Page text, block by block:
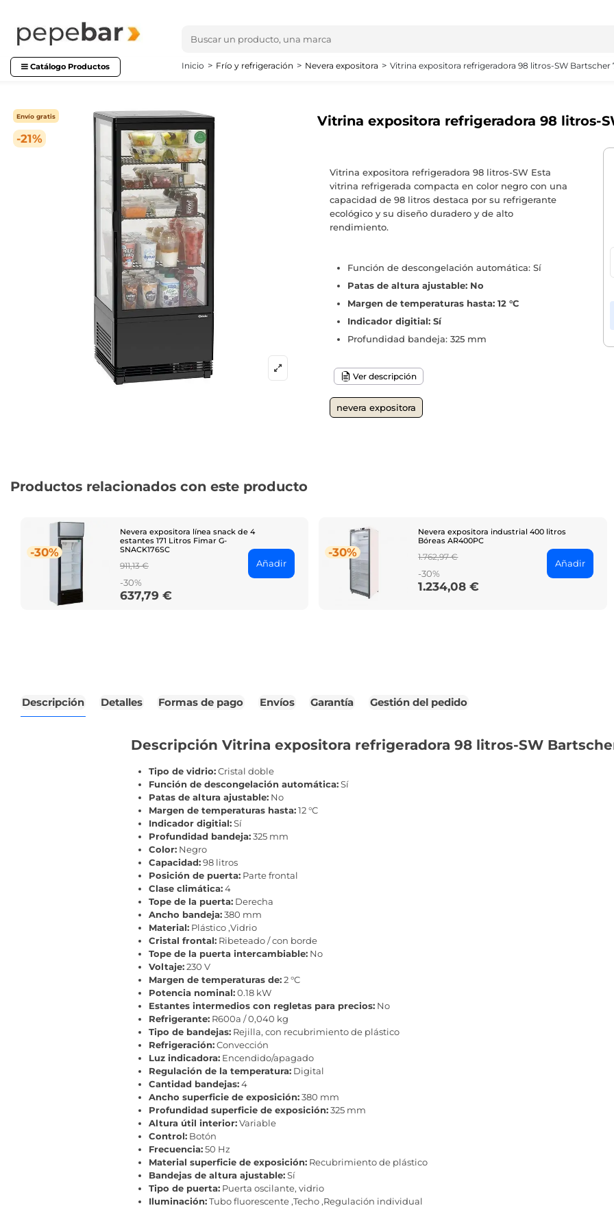
Catálogo Productos Inicio Frío y refrigeración Nevera expositora Vitrina expositora refrigeradora 98 litros-SW Bartscher
-21%
Envío gratis Vitrina expositora refrigeradora 98 litros-
Vitrina expositora refrigeradora 98 litros-SW Esta
vitrina refrigerada compacta en color negro con una
capacidad de 98 litros destaca por su refrigerante
ecológico y su diseño duradero y de alto
rendimiento.
Función de descongelación automática: Sí
Patas de altura ajustable: No
Margen de temperaturas hasta: 12 °C
Indicador digitial: Sí
Profundidad bandeja: 325 mm
Ver descripción
nevera expositora
Productos relacionados con este producto
-30%
Nevera expositora línea snack de 4
estantes 171 Litros Fimar G-
SNACK176SC
Regular
price
911,13 €
-30%
Price
637,79 €
Añadir
-30%
Nevera expositora industrial 400 litros
Bóreas AR400PC
Regular
price
1.762,97 €
-30%
Price
1.234,08 €
Añadir
Descripción Detalles Formas de pago Envíos Garantía Gestión del pedido
Descripción Vitrina expositora refrigeradora 98 litros-SW
Tipo de vidrio:Cristal doble
Función de descongelación automática:Sí
Patas de altura ajustable: No
Margen de temperaturas hasta:12 °C
Indicador digitial:Sí
Profundidad bandeja:325 mm
Color: Negro
Capacidad:98 litros
Posición de puerta: Parte frontal
Clase climática:4
Tope de la puerta: Derecha
Ancho bandeja:380 mm
Material: Plástico ,Vidrio
Cristal frontal: Ribeteado / con borde
Tope de la puerta intercambiable: No
Voltaje:230 V
Margen de temperaturas de:2 °C
Potencia nominal:0.18 kW
Estantes intermedios con regletas para precios: No
Refrigerante: R600a / 0,040 kg
Tipo de bandejas: Rejilla, con recubrimiento de plástico
Refrigeración:Convección
Luz indicadora: Encendido/apagado
Regulación de la temperatura: Digital
Cantidad bandejas:4
Ancho superficie de exposición:380 mm
Profundidad superficie de exposición:325 mm
Altura útil interior:Variable
Control: Botón
Frecuencia:50 Hz
Material superficie de exposición: Recubrimiento de plástico
Bandejas de altura ajustable:Sí
Tipo de puerta: Puerta oscilante, vidrio
Iluminación:Tubo fluorescente ,Techo ,Regulación individual